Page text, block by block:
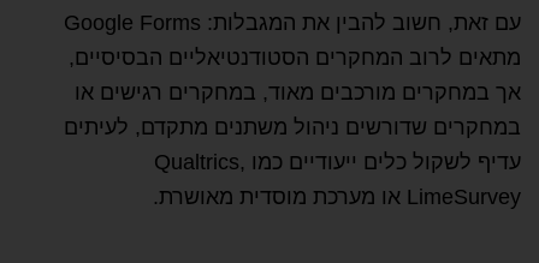
עם זאת, חשוב להבין את המגבלות: Google Forms
מתאים לרוב המחקרים הסטודנטיאליים הבסיסיים,
אך במחקרים מורכבים מאוד, במחקרים רגישים או
במחקרים שדורשים ניהול משתנים מתקדם, לעיתים
עדיף לשקול כלים ייעודיים כמו Qualtrics,
LimeSurvey או מערכת מוסדית מאושרת.